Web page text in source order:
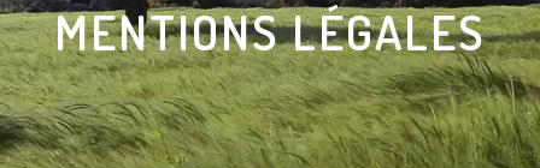
MENTIONS LÉGALES